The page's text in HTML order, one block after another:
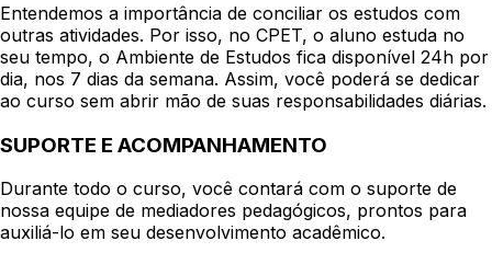
Entendemos a importância de conciliar os estudos com
outras atividades. Por isso, no CPET, o aluno estuda no
seu tempo, o Ambiente de Estudos fica disponível 24h por
dia, nos 7 dias da semana. Assim, você poderá se dedicar
ao curso sem abrir mão de suas responsabilidades diárias.
SUPORTE E ACOMPANHAMENTO
Durante todo o curso, você contará com o suporte de
nossa equipe de mediadores pedagógicos, prontos para
auxiliá-lo em seu desenvolvimento acadêmico.